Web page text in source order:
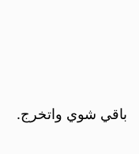
باقي شوي واتخرج.